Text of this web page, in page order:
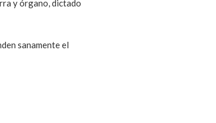
y órgano, dictado
sanamente el